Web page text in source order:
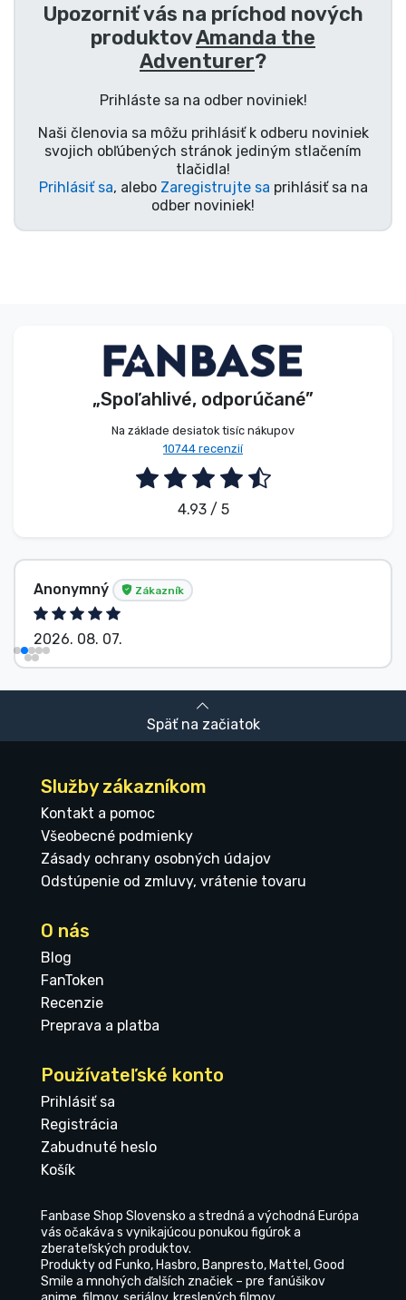
Upozorniť vás na príchod nových
produktovAmanda the
Adventurer?
Prihláste sa na odber noviniek!
Naši členovia sa môžu prihlásiť k odberu noviniek
svojich obľúbených stránok jediným stlačením
tlačidla!
Prihlásiť sa, alebo Zaregistrujte sa prihlásiť sa na
odber noviniek!
„Spoľahlivé, odporúčané”
Na základe desiatok tisíc nákupov
10744 recenzií
4.93 / 5
Anonymný Zákazník
2026. 08. 07.
Späť na začiatok
Služby zákazníkom
Kontakt a pomoc
Všeobecné podmienky
Zásady ochrany osobných údajov
Odstúpenie od zmluvy, vrátenie tovaru
O nás
Blog
FanToken
Recenzie
Preprava a platba
Používateľské konto
Prihlásiť sa
Registrácia
Zabudnuté heslo
Košík
Fanbase Shop Slovensko a stredná a východná Európa
vás očakáva s vynikajúcou ponukou figúrok a
zberateľských produktov.
Produkty od Funko, Hasbro, Banpresto, Mattel, Good
Smile a mnohých ďalších značiek – pre fanúšikov
Zoradiť podľa hudby
Typy výrobkov
Značky